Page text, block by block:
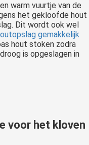
warm vuurtje van de
het gekloofde hout
Dit wordt ook wel
gemakkelijk
hout stoken zodra
is opgeslagen in
voor het kloven